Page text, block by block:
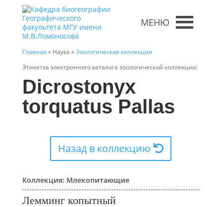
МЕНЮ
Главная » Наука »Зоологическая коллекция
Этикетка электронного каталога зоологической коллекции:
Dicrostonyx
torquatus Pallas
Назад в коллекцию
Коллекция: Млекопитающие
Лемминг копытный